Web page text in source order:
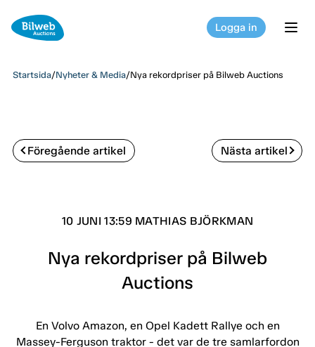
Logga in
Startsida/Nyheter & Media/Nya rekordpriser på Bilweb Auctions
Föregående artikel Nästa artikel
10 JUNI 13:59 MATHIAS BJÖRKMAN
Nya rekordpriser på Bilweb
Auctions
En Volvo Amazon, en Opel Kadett Rallye och en
Massey-Ferguson traktor - det var de tre samlarfordon